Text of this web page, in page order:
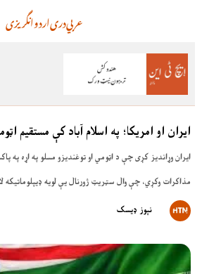
انگریزیاردودریعربي
ایران او امریکا؛ په اسلام آباد کې مستقیم
ایران وړاندیز کړی چې د اټومي او توغندیزو مسلو په اړه په
مذاکرات وکړي، چې وال سټریټ ژورنال یې لویه ډیپلوماتیکه
نېوز ډیسک